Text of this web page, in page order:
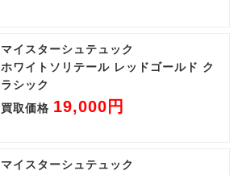
マイスターシュテュック
ホワイトソリテール レッドゴールド ク
ラシック
買取価格 19,000円
マイスターシュテュック